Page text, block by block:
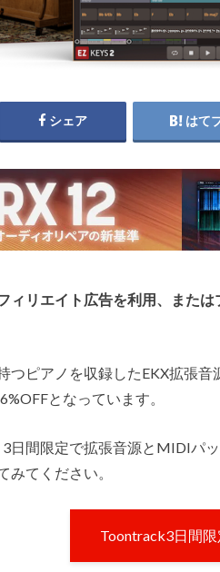
シェア はて
ィリエイト広告を利用、また
つピアノを収録したEKX拡張音
となっています。
日間限定で拡張音源とMIDIパ
みてください。
Toontrack3日間